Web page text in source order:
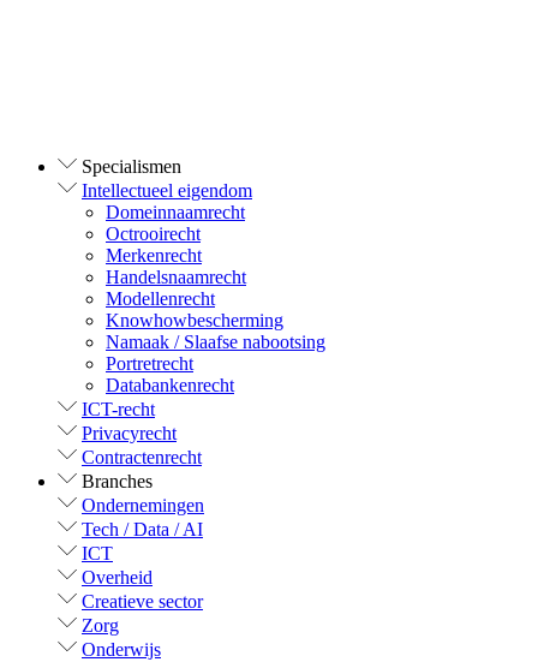
Specialismen
Intellectueel eigendom
Domeinnaamrecht
Octrooirecht
Merkenrecht
Handelsnaamrecht
Modellenrecht
Knowhowbescherming
Namaak / Slaafse nabootsing
Portretrecht
Databankenrecht
ICT-recht
Privacyrecht
Contractenrecht
Branches
Ondernemingen
Tech / Data / AI
ICT
Overheid
Creatieve sector
Zorg
Onderwijs